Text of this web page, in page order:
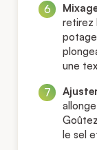
retirez
une
le sel